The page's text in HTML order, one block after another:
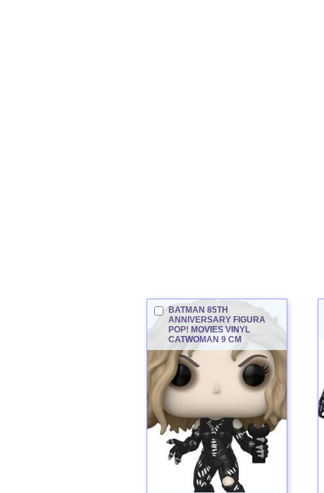
BATMAN 85TH
ANNIVERSARY FIGURA
POP! MOVIES VINYL
CATWOMAN 9 CM